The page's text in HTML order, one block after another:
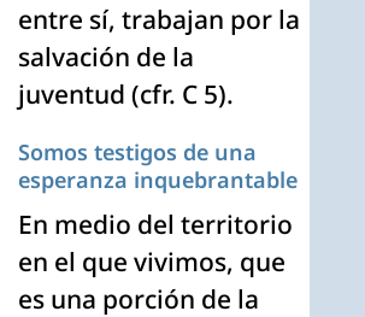
entre sí, trabajan por la
salvación de la
juventud (cfr. C 5).
Somos testigos de una
esperanza inquebrantable
En medio del territorio
en el que vivimos, que
es una porción de la